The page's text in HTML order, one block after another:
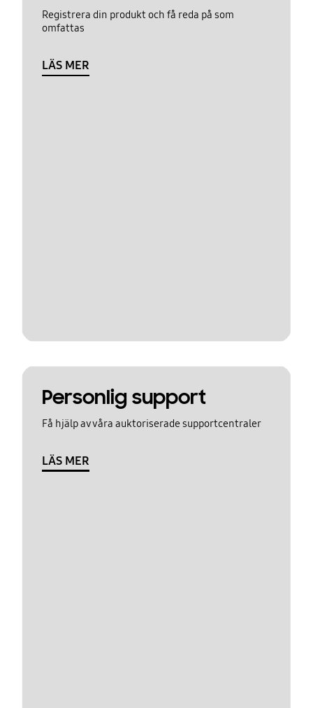
Registrera din produkt och få reda på som
omfattas
LÄS MER
Personlig support
Få hjälp av våra auktoriserade supportcentraler
LÄS MER